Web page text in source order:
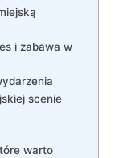
i zabawa w
scenie
warto